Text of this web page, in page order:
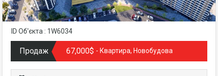
ID Об'єкта : 1W6034
Продаж 67,000$ - Квартира, Новобудова